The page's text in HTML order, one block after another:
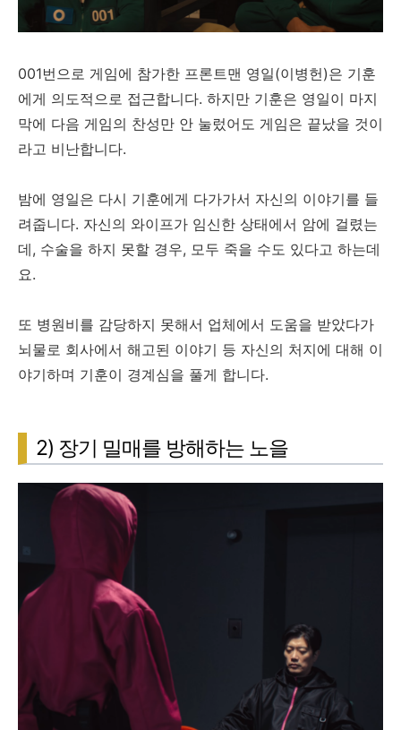
001번으로 게임에 참가한 프론트맨 영일(이병헌)은 기훈
에게 의도적으로 접근합니다. 하지만 기훈은 영일이 마지
막에 다음 게임의 찬성만 안 눌렀어도 게임은 끝났을 것이
라고 비난합니다.
밤에 영일은 다시 기훈에게 다가가서 자신의 이야기를 들
려줍니다. 자신의 와이프가 임신한 상태에서 암에 걸렸는
데, 수술을 하지 못할 경우, 모두 죽을 수도 있다고 하는데
요.
또 병원비를 감당하지 못해서 업체에서 도움을 받았다가
뇌물로 회사에서 해고된 이야기 등 자신의 처지에 대해 이
야기하며 기훈이 경계심을 풀게 합니다.
2) 장기 밀매를 방해하는 노을